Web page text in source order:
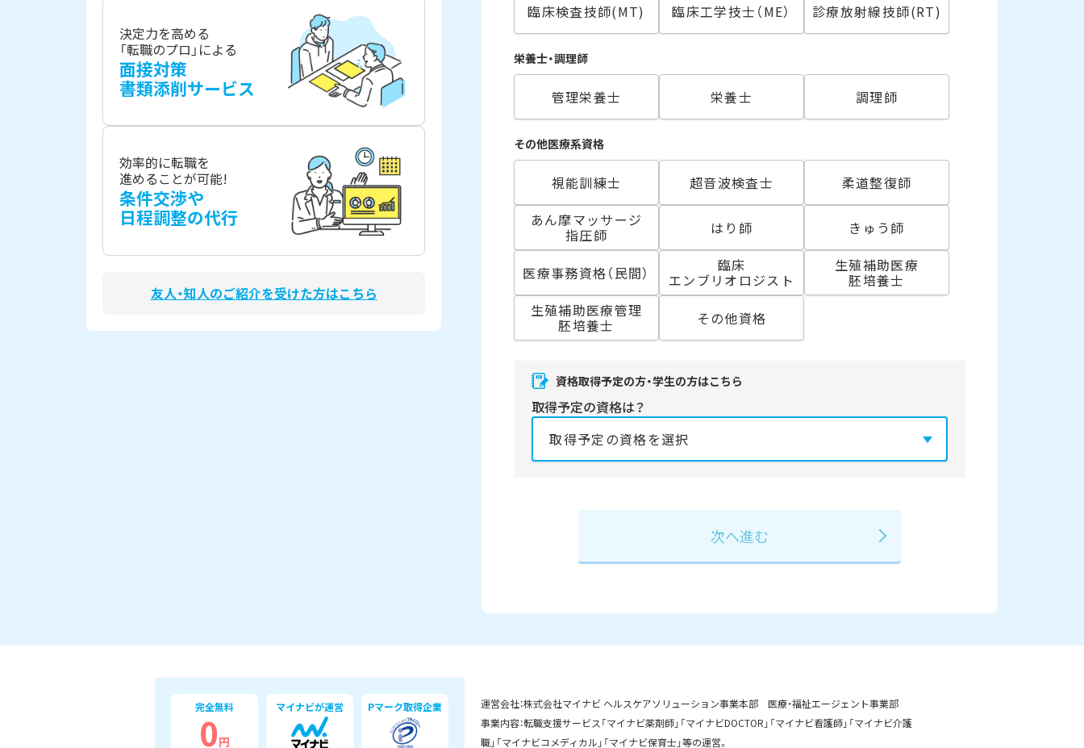
臨床検査技師(MT) 臨床工学技士（ME） 診療放射線技師(RT)
栄養士・調理師
管理栄養士 栄養士 調理師
その他医療系資格
視能訓練士 超音波検査士
柔道整復師
あん摩マッサージ
指圧師 はり師 きゅう師
医療事務資格（民間） 臨床
エンブリオロジスト
生殖補助医療
胚培養士
生殖補助医療管理
胚培養士 その他資格
資格取得予定の方・学生の方はこちら
取得予定の資格は？
決定力を高める
「転職のプロ」による
面接対策
書類添削サービス
効率的に転職を
進めることが可能!
条件交渉や
日程調整の代行
友人・知人のご紹介を受けた方はこちら
完全無料
0円
マイナビが運営 Pマーク取得企業
運営会社：株式会社マイナビ ヘルスケアソリューション事業本部 医療・福祉エージェント事業部
事業内容：転職支援サービス「マイナビ薬剤師」「マイナビDOCTOR」「マイナビ看護師」「マイナビ介護
職」「マイナビコメディカル」「マイナビ保育士」等の運営。